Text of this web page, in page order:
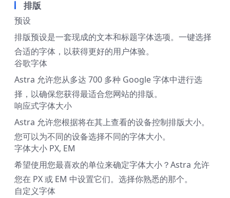
排版
预设
排版预设是一套现成的文本和标题字体选项。一键选择
合适的字体，以获得更好的用户体验。
谷歌字体
Astra 允许您从多达 700 多种 Google 字体中进行选
择，以确保您获得最适合您网站的排版。
响应式字体大小
Astra 允许您根据将在其上查看的设备控制排版大小。
您可以为不同的设备选择不同的字体大小。
字体大小 PX, EM
希望使用您最喜欢的单位来确定字体大小？Astra 允许
您在 PX 或 EM 中设置它们。选择你熟悉的那个。
自定义字体